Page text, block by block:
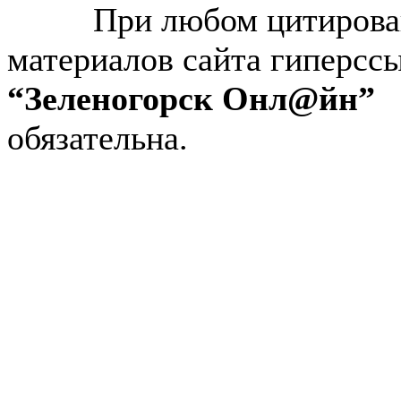
При любом
материалов сайта
“Зеленогорск Онл@йн”
обязательна.